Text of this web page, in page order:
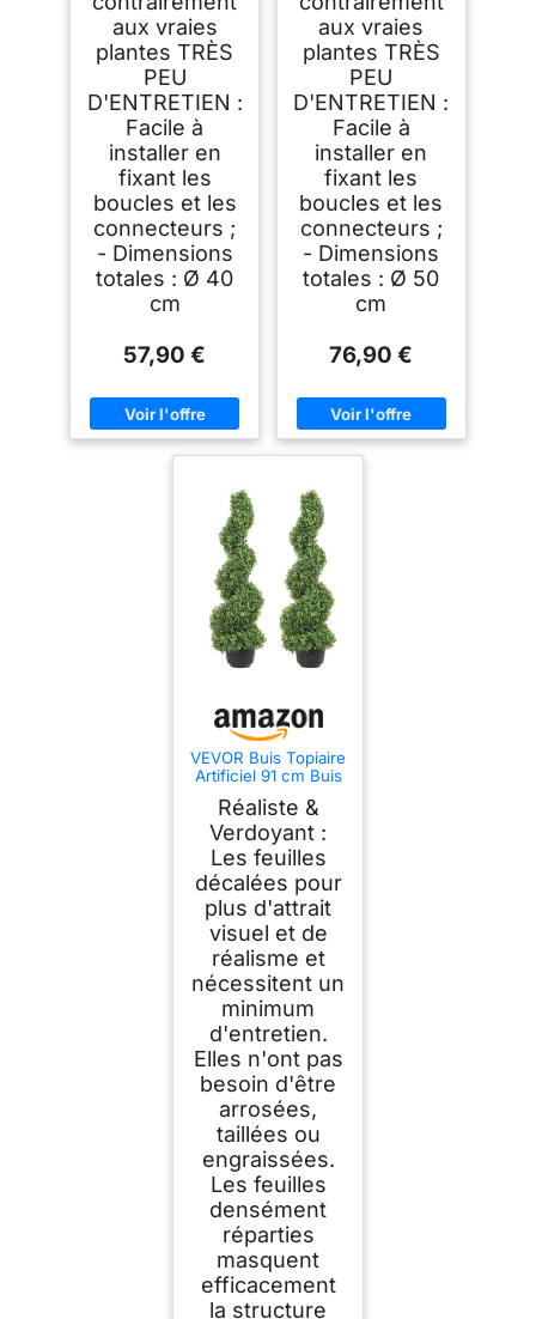
aux vraies
plantes TRÈS
PEU
D'ENTRETIEN :
Facile à
installer en
fixant les
boucles et les
connecteurs ;
- Dimensions
totales : Ø 40
cm
57,90 €
aux vraies
plantes TRÈS
PEU
D'ENTRETIEN :
Facile à
installer en
fixant les
boucles et les
connecteurs ;
- Dimensions
totales : Ø 50
cm
76,90 €
VEVOR Buis Topiaire
Artificiel 91 cm Buis
Spirale 2 Fausses
Plantes en PE 10
Feuilles
Remplaçables avec
Pot sans Odeur pour
Décoration Intérieur
Jardin Terrasse
Balcon Entrée
Réaliste &
Verdoyant :
Les feuilles
décalées pour
plus d'attrait
visuel et de
réalisme et
nécessitent un
minimum
d'entretien.
Elles n'ont pas
besoin d'être
arrosées,
taillées ou
engraissées.
Les feuilles
densément
réparties
masquent
efficacement
la structure